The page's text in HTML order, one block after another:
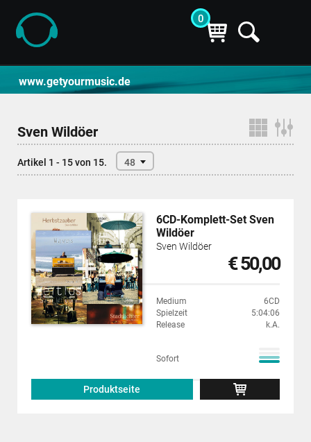
0
www.getyourmusic.de
Sven Wildöer
Artikel 1 - 15 von 15. 48
6CD-Komplett-Set Sven
Wildöer
Sven Wildöer
€ 50,00
Medium
6CD
Spielzeit
5:04:06
Release
k.A.
Sofort
Produktseite